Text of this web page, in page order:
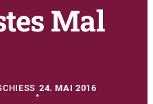
Mal
•
24. MAI 2016